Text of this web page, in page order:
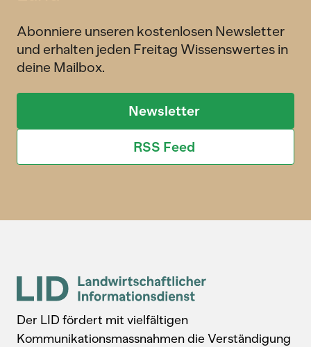
Abonniere unseren kostenlosen Newsletter
und erhalten jeden Freitag Wissenswertes in
deine Mailbox.
Newsletter
RSS Feed
Der LID fördert mit vielfältigen
Kommunikationsmassnahmen die Verständigung